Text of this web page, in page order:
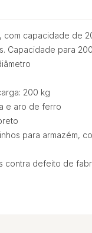
com capacidade de
Capacidade para 200
200 kg
e aro de ferro
para armazém,
contra defeito de